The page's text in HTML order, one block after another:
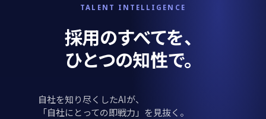
TALENT INTELLIGENCE
採用のすべてを、
ひとつの知性で。
自社を知り尽くしたAIが、
「自社にとっての即戦力」を見抜く。